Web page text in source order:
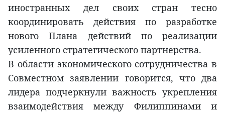
иностранных дел своих стран тесно
координировать действия по разработке
нового Плана действий по реализации
усиленного стратегического партнерства.
В области экономического сотрудничества в
Совместном заявлении говорится, что два
лидера подчеркнули важность укрепления
взаимодействия между Филиппинами и